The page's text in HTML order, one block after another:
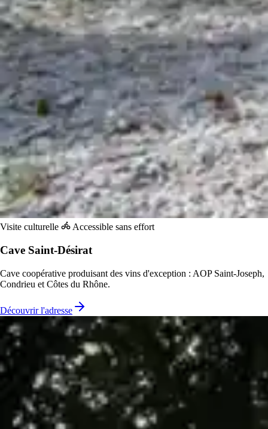
Visite culturelle Accessible sans effort
Cave Saint-Désirat
Cave coopérative produisant des vins d'exception : AOP Saint-Joseph,
Condrieu et Côtes du Rhône.
Découvrir l'adresse